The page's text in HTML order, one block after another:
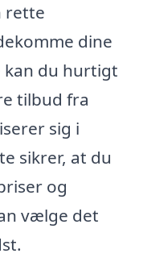
rette
dine
kan du hurtigt
tilbud fra
sig i
sikrer, at du
og
vælge det